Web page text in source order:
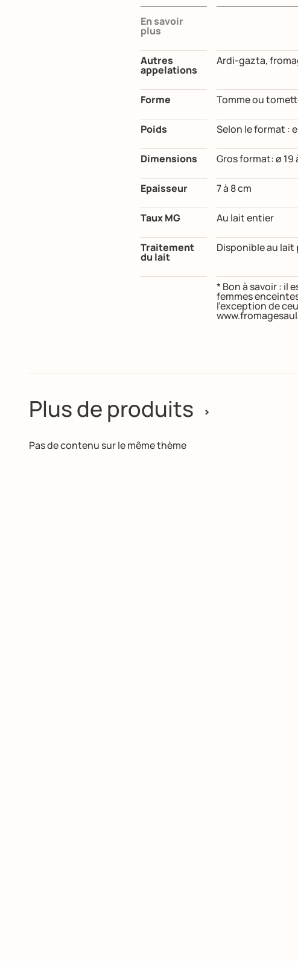
En savoir
plus
Autres
appelations
Ardi-gazta,
Forme Tomme ou
Poids Selon le format :
Dimensions Gros format: ø 19
Epaisseur 7 à 8 cm
Taux MG Au lait entier
Traitement
du lait
Disponible au
* Bon à savoir : il
femmes
l’exception de
Plus de produits >
Pas de contenu sur le même thème